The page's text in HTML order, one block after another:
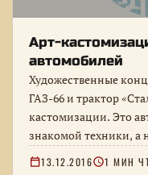
Арт-
автомобилей
Художественные
ГАЗ-66 и трактор
кастомизации. Это
знакомой техники, а
построенных
13.12.2016 1 МИН